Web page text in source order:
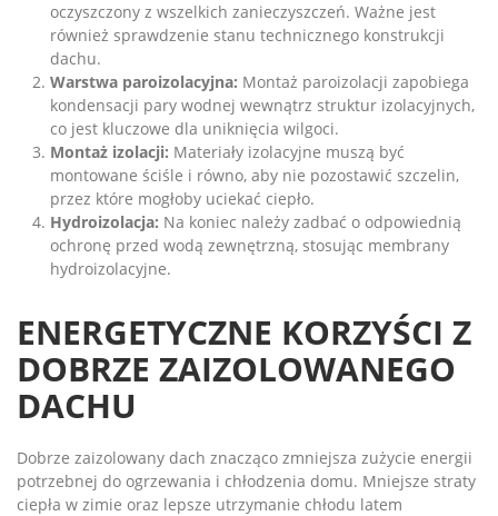
oczyszczony z wszelkich zanieczyszczeń. Ważne jest
również sprawdzenie stanu technicznego konstrukcji
dachu.
Warstwa paroizolacyjna: Montaż paroizolacji zapobiega
kondensacji pary wodnej wewnątrz struktur izolacyjnych,
co jest kluczowe dla uniknięcia wilgoci.
Montaż izolacji: Materiały izolacyjne muszą być
montowane ściśle i równo, aby nie pozostawić szczelin,
przez które mogłoby uciekać ciepło.
Hydroizolacja: Na koniec należy zadbać o odpowiednią
ochronę przed wodą zewnętrzną, stosując membrany
hydroizolacyjne.
ENERGETYCZNE KORZYŚCI Z
DOBRZE ZAIZOLOWANEGO
DACHU
Dobrze zaizolowany dach znacząco zmniejsza zużycie energii
potrzebnej do ogrzewania i chłodzenia domu. Mniejsze straty
ciepła w zimie oraz lepsze utrzymanie chłodu latem